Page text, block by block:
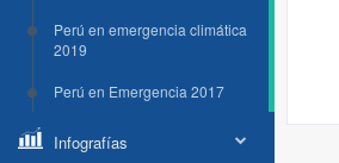
Perú en emergencia climática
2019
Perú en Emergencia 2017
Infografías